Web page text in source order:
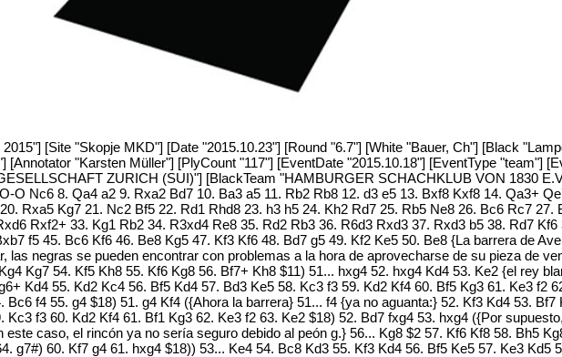
[Site "Skopje MKD"] [Date "2015.10.23"] [Round "6.7"] [White "Bauer, Ch"] [Black
[Annotator "Karsten Müller"] [PlyCount "117"] [EventDate "2015.10.18"] [EventType "team"]
ZURICH (SUI)"] [BlackTeam "HAMBURGER SCHACHKLUB VON 1830
O Nc6 8. Qa4 a2 9. Rxa2 Bd7 10. Ba3 a5 11. Rb2 Rb8 12. d3 e5 13. Bxf8 Kxf8 14. Qa3+
Rxa5 Kg7 21. Nc2 Bf5 22. Rd1 Rhd8 23. h3 h5 24. Kh2 Rd7 25. Rb5 Ne8 26. Bc6 Rc7
Rxf2+ 33. Kg1 Rb2 34. R3xd4 Re8 35. Rd2 Rb3 36. R6d3 Rxd3 37. Rxd3 b5 38. Rd7
f5 45. Bc6 Kf6 46. Be8 Kg5 47. Kf3 Kf6 48. Bd7 g5 49. Kf2 Ke5 50. Be8 {La barrera de
las negras se pueden encontrar con problemas a la hora de aprovecharse de su pieza de
Kg7 54. Kf5 Kh8 55. Kf6 Kg8 56. Bf7+ Kh8 $11) 51... hxg4 52. hxg4 Kd4 53. Ke2 {el rey
Kd4 55. Kd2 Kc4 56. Bf5 Kd4 57. Bd3 Ke5 58. Kc3 f3 59. Kd2 Kf4 60. Bf5 Kg3 61. Ke3 f2
Bc6 f4 55. g4 $18) 51. g4 Kf4 ({Ahora la barrera} 51... f4 {ya no aguanta:} 52. Kf3 Kd4 53.
Kc3 f3 60. Kd2 Kf4 61. Bf1 Kg3 62. Ke3 f2 63. Ke2 $18) 52. Bd7 fxg4 53. hxg4 ({Por
este caso, el rincón ya no sería seguro debido al peón g.} 56... Kg8 $2 57. Kf6 Kf8 58. Bh5
g7#) 60. Kf7 g4 61. hxg4 $18)) 53... Ke4 54. Bc8 Kd3 55. Kf3 Kd4 56. Bf5 Ke5 57. Ke3 Kd5